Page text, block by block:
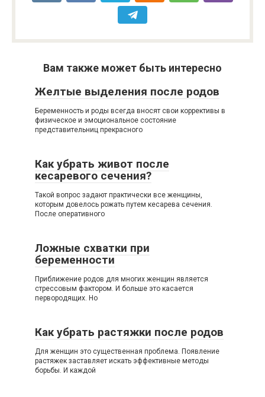
Вам также может быть интересно
Желтые выделения после родов
Беременность и роды всегда вносят свои коррективы в
физическое и эмоциональное состояние
представительниц прекрасного
Как убрать живот после
кесаревого сечения?
Такой вопрос задают практически все женщины,
которым довелось рожать путем кесарева сечения.
После оперативного
Ложные схватки при
беременности
Приближение родов для многих женщин является
стрессовым фактором. И больше это касается
первородящих. Но
Как убрать растяжки после родов
Для женщин это существенная проблема. Появление
растяжек заставляет искать эффективные методы
борьбы. И каждой